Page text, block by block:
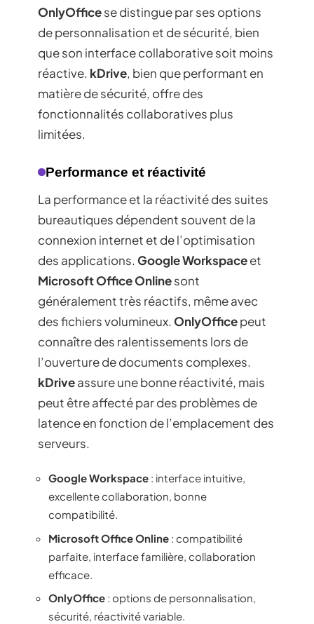
OnlyOfficese distingue par ses options
de personnalisation et de sécurité, bien
que son interface collaborative soit moins
réactive. kDrive, bien que performant en
matière de sécurité, offre des
fonctionnalités collaboratives plus
limitées.
Performance et réactivité
La performance et la réactivité des suites
bureautiques dépendent souvent de la
connexion internet et de l’optimisation
des applications. Google Workspaceet
Microsoft Office Onlinesont
généralement très réactifs, même avec
des fichiers volumineux. OnlyOfficepeut
connaître des ralentissements lors de
l’ouverture de documents complexes.
kDriveassure une bonne réactivité, mais
peut être affecté par des problèmes de
latence en fonction de l’emplacement des
serveurs.
Google Workspace : interface intuitive,
excellente collaboration, bonne
compatibilité.
Microsoft Office Online : compatibilité
parfaite, interface familière, collaboration
efficace.
OnlyOffice : options de personnalisation,
sécurité, réactivité variable.